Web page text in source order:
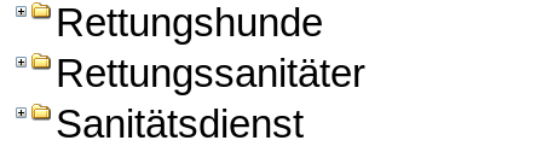
Rettungshunde
Rettungssanitäter
Sanitätsdienst